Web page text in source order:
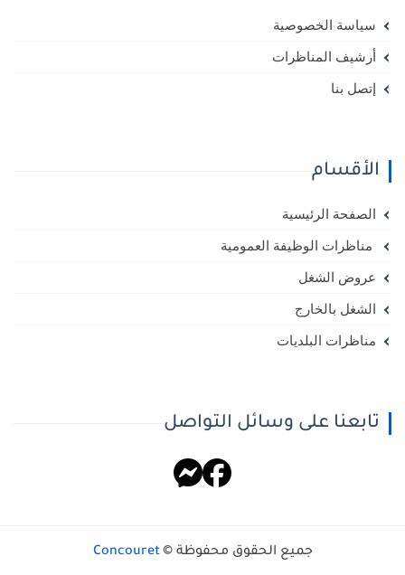
سياسة الخصوصية
أرشيف المناظرات
إتصل بنا
الأقسام
الصفحة الرئيسية
مناظرات الوظيفة العمومية
عروض الشغل
الشغل بالخارج
مناظرات البلديات
تابعنا على وسائل التواصل
جميع الحقوق محفوظة © Concouret